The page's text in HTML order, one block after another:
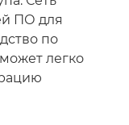
ПО для
по
легко